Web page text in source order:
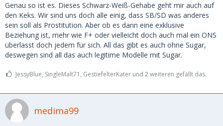
Genau so ist es. Dieses Schwarz-Weiß-Gehabe geht mir auch auf
den Keks. Wir sind uns doch alle einig, dass SB/SD was anderes
sein soll als Prostitution. Aber ob es dann eine exklusive
Beziehung ist, mehr wie F+ oder vielleicht doch auch mal ein ONS
überlasst doch jedem für sich. All das gibt es auch ohne Sugar,
deswegen sind all das auch legitime Modelle mit Sugar.
JessyBlue, SingleMalt71, GestiefelterKater und 2 weiteren gefällt das.
medima99